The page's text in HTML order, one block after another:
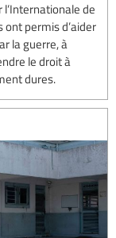
l’Internationale de
ont permis d’aider
la guerre, à
le droit à
dures.